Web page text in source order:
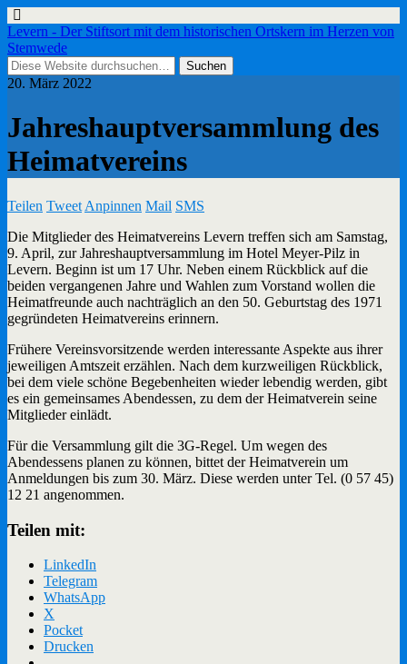
Levern - Der Stiftsort mit dem historischen Ortskern im Herzen von
Stemwede
20. März 2022
Jahreshauptversammlung des
Heimatvereins
Teilen Tweet Anpinnen Mail SMS
Die Mitglieder des Heimatvereins Levern treffen sich am Samstag,
9. April, zur Jahreshauptversammlung im Hotel Meyer-Pilz in
Levern. Beginn ist um 17 Uhr. Neben einem Rückblick auf die
beiden vergangenen Jahre und Wahlen zum Vorstand wollen die
Heimatfreunde auch nachträglich an den 50. Geburtstag des 1971
gegründeten Heimatvereins erinnern.
Frühere Vereinsvorsitzende werden interessante Aspekte aus ihrer
jeweiligen Amtszeit erzählen. Nach dem kurzweiligen Rückblick,
bei dem viele schöne Begebenheiten wieder lebendig werden, gibt
es ein gemeinsames Abendessen, zu dem der Heimatverein seine
Mitglieder einlädt.
Für die Versammlung gilt die 3G-Regel. Um wegen des
Abendessens planen zu können, bittet der Heimatverein um
Anmeldungen bis zum 30. März. Diese werden unter Tel. (0 57 45)
12 21 angenommen.
Teilen mit:
LinkedIn
Telegram
WhatsApp
X
Pocket
Drucken